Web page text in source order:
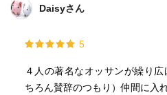
Daisyさん
5
４人の著名なオッサンが繰り
ちろん賛辞のつもり）仲間に入